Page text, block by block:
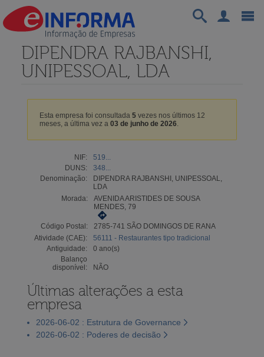
DIPENDRA RAJBANSHI,
UNIPESSOAL, LDA
Esta empresa foi consultada 5vezes nos últimos 12
meses, a última vez a 03 de junho de 2026.
NIF:
519...
DUNS:
348...
Denominação:
DIPENDRA RAJBANSHI, UNIPESSOAL,
LDA
Morada:
AVENIDA ARISTIDES DE SOUSA
MENDES, 79
Código Postal:
2785-741 SÃO DOMINGOS DE RANA
Atividade (CAE):
56111 - Restaurantes tipo tradicional
Antiguidade:
0 ano(s)
Balanço
disponível:
NÃO
Últimas alterações a esta
empresa
2026-06-02 : Estrutura de Governance
2026-06-02 : Poderes de decisão